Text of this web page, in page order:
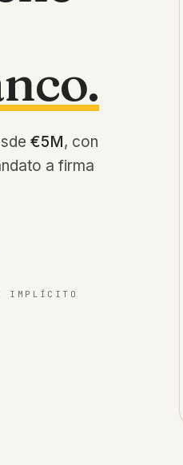
€5M, con
a firma
IMPLÍCITO